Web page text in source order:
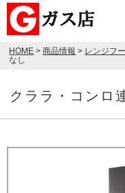
HOME >商品情報 > レンジフ
なし
クララ・コンロ